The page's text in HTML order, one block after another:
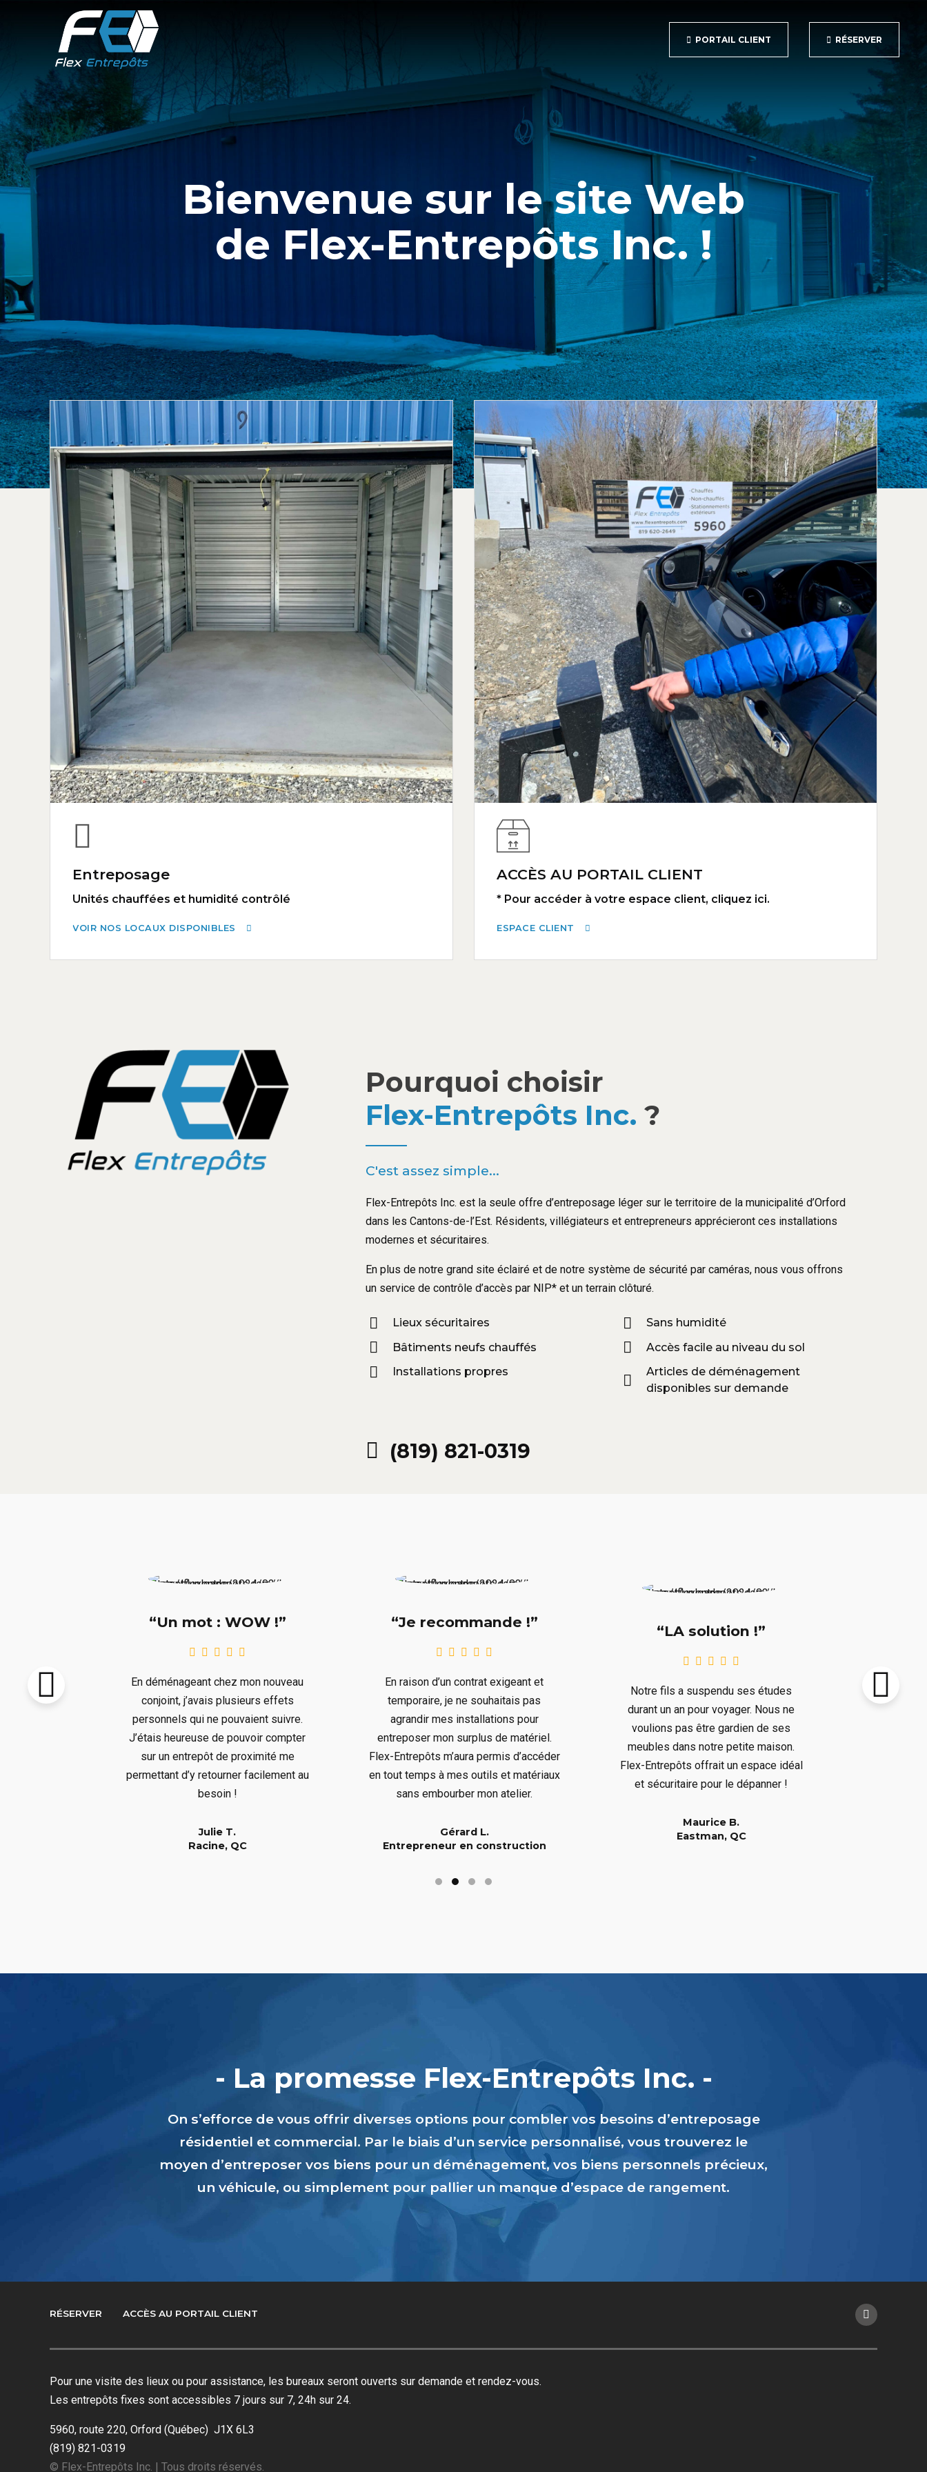
PORTAIL CLIENT RÉSERVER
Bienvenue sur le site Web
de Flex-Entrepôts Inc. !
Entreposage
Unités chauffées et humidité contrôlé
VOIR NOS LOCAUX DISPONIBLES
ACCÈS AU PORTAIL CLIENT
* Pour accéder à votre espace client, cliquez ici.
ESPACE CLIENT
Pourquoi choisir
Flex-Entrepôts Inc. ?
C'est assez simple...
Flex-Entrepôts Inc. est la seule offre d’entreposage léger sur le territoire de la municipalité d’Orford
dans les Cantons-de-l’Est. Résidents, villégiateurs et entrepreneurs apprécieront ces installations
modernes et sécuritaires.
En plus de notre grand site éclairé et de notre système de sécurité par caméras, nous vous offrons
un service de contrôle d’accès par NIP* et un terrain clôturé.
Lieux sécuritaires
Bâtiments neufs chauffés
Installations propres
Sans humidité
Accès facile au niveau du sol
Articles de déménagement
disponibles sur demande
(819) 821-0319
livré avant
“Un mot : WOW !”
En déménageant chez mon nouveau
conjoint, j’avais plusieurs effets
personnels qui ne pouvaient suivre.
J’étais heureuse de pouvoir compter
sur un entrepôt de proximité me
permettant d’y retourner facilement au
besoin !
Julie T.
Racine, QC
“Je recommande !”
En raison d’un contrat exigeant et
temporaire, je ne souhaitais pas
agrandir mes installations pour
entreposer mon surplus de matériel.
Flex-Entrepôts m’aura permis d’accéder
en tout temps à mes outils et matériaux
sans embourber mon atelier.
Gérard L.
Entrepreneur en construction
“LA solution !”
Notre fils a suspendu ses études
durant un an pour voyager. Nous ne
voulions pas être gardien de ses
meubles dans notre petite maison.
Flex-Entrepôts offrait un espace idéal
et sécuritaire pour le dépanner !
Maurice B.
Eastman, QC
le prochain
- La promesse Flex-Entrepôts Inc. -
On s’efforce de vous offrir diverses options pour combler vos besoins d’entreposage
résidentiel et commercial. Par le biais d’un service personnalisé, vous trouverez le
moyen d’entreposer vos biens pour un déménagement, vos biens personnels précieux,
un véhicule, ou simplement pour pallier un manque d’espace de rangement.
RÉSERVER ACCÈS AU PORTAIL CLIENT
Pour une visite des lieux ou pour assistance, les bureaux seront ouverts sur demande et rendez-vous.
Les entrepôts fixes sont accessibles 7 jours sur 7, 24h sur 24.
5960, route 220, Orford (Québec) J1X 6L3
(819) 821-0319
© Flex-Entrepôts Inc. | Tous droits réservés.